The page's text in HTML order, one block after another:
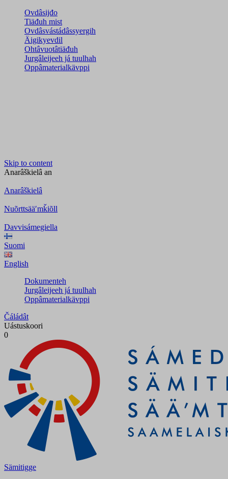
Ovdâsijđo
Tiäđuh mist
Ovdâsvástádâssyergih
Äigikyevdil
Ohtâvuotâtiäđuh
Jurgâleijeeh já tuulhah
Oppâmaterialkävppi
Skip to content
Anarâškielâ an
Anarâškielâ
Nuõrttsääʹmǩiõll
Davvisámegiella
Suomi
English
Dokumenteh
Jurgâleijeeh já tuulhah
Oppâmaterialkävppi
Čáládât
Uástuskoori
0
Sämitigge